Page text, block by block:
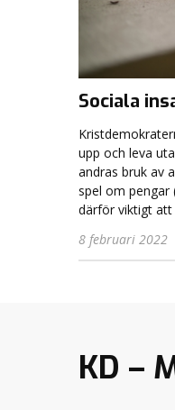
Sociala
upp och leva
andras bruk av
spel om pengar
därför viktigt att
8 februari 2022
KD –